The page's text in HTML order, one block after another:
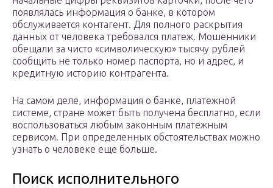
появлялась информация о банке, в котором
обслуживается контагент. Для полного раскрытия
данных от человека требовался платеж. Мошенники
обещали за чисто «символическую» тысячу рублей
сообщить не только номер паспорта, но и адрес, и
кредитную историю контрагента.
На самом деле, информация о банке, платежной
системе, стране может быть получена бесплатно, если
воспользоваться любым законным платежным
сервисом. При определенных обстоятельствах можно
узнать о человеке еще больше.
Поиск исполнительного